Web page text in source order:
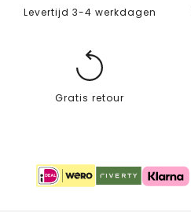
Levertijd 3-4 werkdagen
Gratis retour